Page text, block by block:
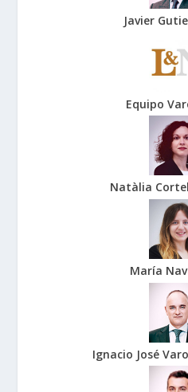
Javier
Equipo
Natàlia
María
Ignacio José